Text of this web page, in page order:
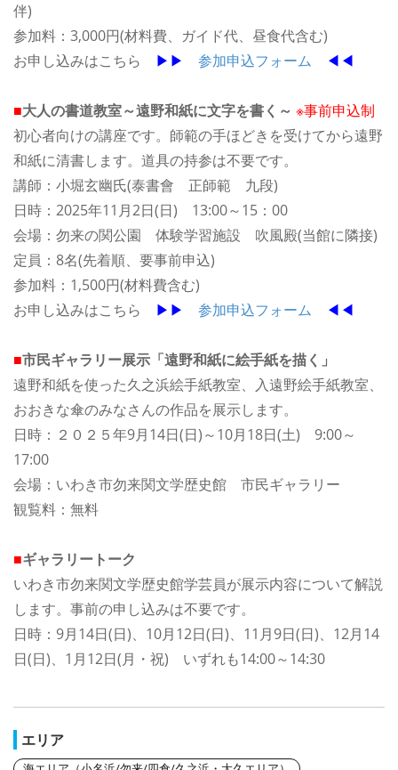
伴)
参加料：3,000円(材料費、ガイド代、昼食代含む)
お申し込みはこちら ▶▶ 参加申込フォーム ◀◀
■大人の書道教室～遠野和紙に文字を書く～ ※事前申込制
初心者向けの講座です。師範の手ほどきを受けてから遠野
和紙に清書します。道具の持参は不要です。
講師：小堀玄幽氏(泰書會 正師範 九段)
日時：2025年11月2日(日) 13:00～15：00
会場：勿来の関公園 体験学習施設 吹風殿(当館に隣接)
定員：8名(先着順、要事前申込)
参加料：1,500円(材料費含む)
お申し込みはこちら ▶▶ 参加申込フォーム ◀◀
■市民ギャラリー展示「遠野和紙に絵手紙を描く」
遠野和紙を使った久之浜絵手紙教室、入遠野絵手紙教室、
おおきな傘のみなさんの作品を展示します。
日時：２０２５年9月14日(日)～10月18日(土) 9:00～
17:00
会場：いわき市勿来関文学歴史館 市民ギャラリー
観覧料：無料
■ギャラリートーク
いわき市勿来関文学歴史館学芸員が展示内容について解説
します。事前の申し込みは不要です。
日時：9月14日(日)、10月12日(日)、11月9日(日)、12月14
日(日)、1月12日(月・祝) いずれも14:00～14:30
エリア